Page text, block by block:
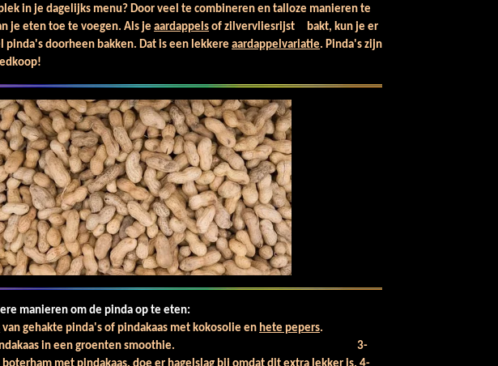
in je dagelijks menu? Door veel te combineren en talloze manieren te
je eten toe te voegen. Als jeaardappels of zilvervliesrijst
bakt, kun je er
pinda's doorheen bakken. Dat is een lekkereaardappelvariatie.Pinda's zijn
manieren om de pinda op te eten:
van gehakte pinda's of pindakaas met kokosolie en hete pepers.
pindakaas in een groenten smoothie.3-